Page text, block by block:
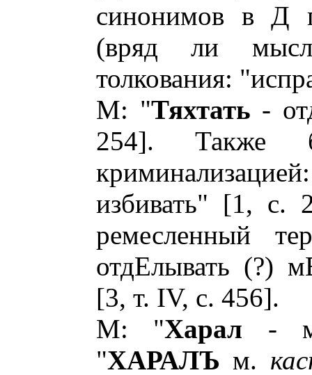
синонимов в Д
(вряд ли
толкования:
М: "Тяхтать -
254]. Также
избивать" [1,
ремесленный
отдЕлывать (?)
[3, т. IV, с. 456].
М: "Харал -
"ХАРАЛЪ м.